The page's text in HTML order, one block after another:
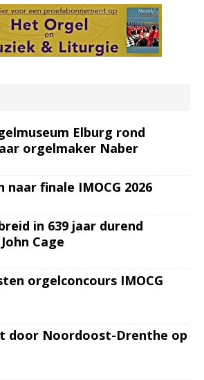
Elburg rond
orgelmaker Naber
finale IMOCG 2026
in 639 jaar durend
Cage
orgelconcours IMOCG
door Noordoost-Drenthe op